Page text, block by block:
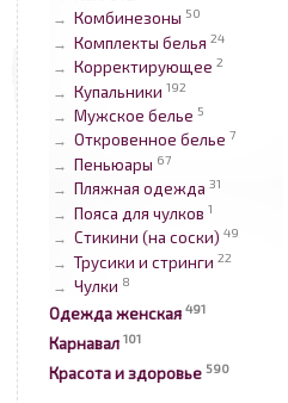
→ Комбинезоны 50
→ Комплекты белья 24
→ Корректирующее 2
→ Купальники 192
→ Мужское белье 5
→ Откровенное белье 7
→ Пеньюары 67
→ Пляжная одежда 31
→ Пояса для чулков 1
→ Стикини (на соски) 49
→ Трусики и стринги 22
→ Чулки 8
Одежда женская 491
Карнавал 101
Красота и здоровье 590